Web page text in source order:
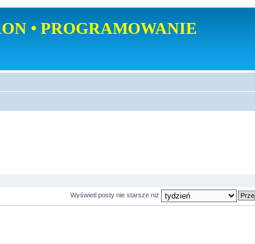
• PROGRAMOWANIE
Wyświetl posty nie starsze niż